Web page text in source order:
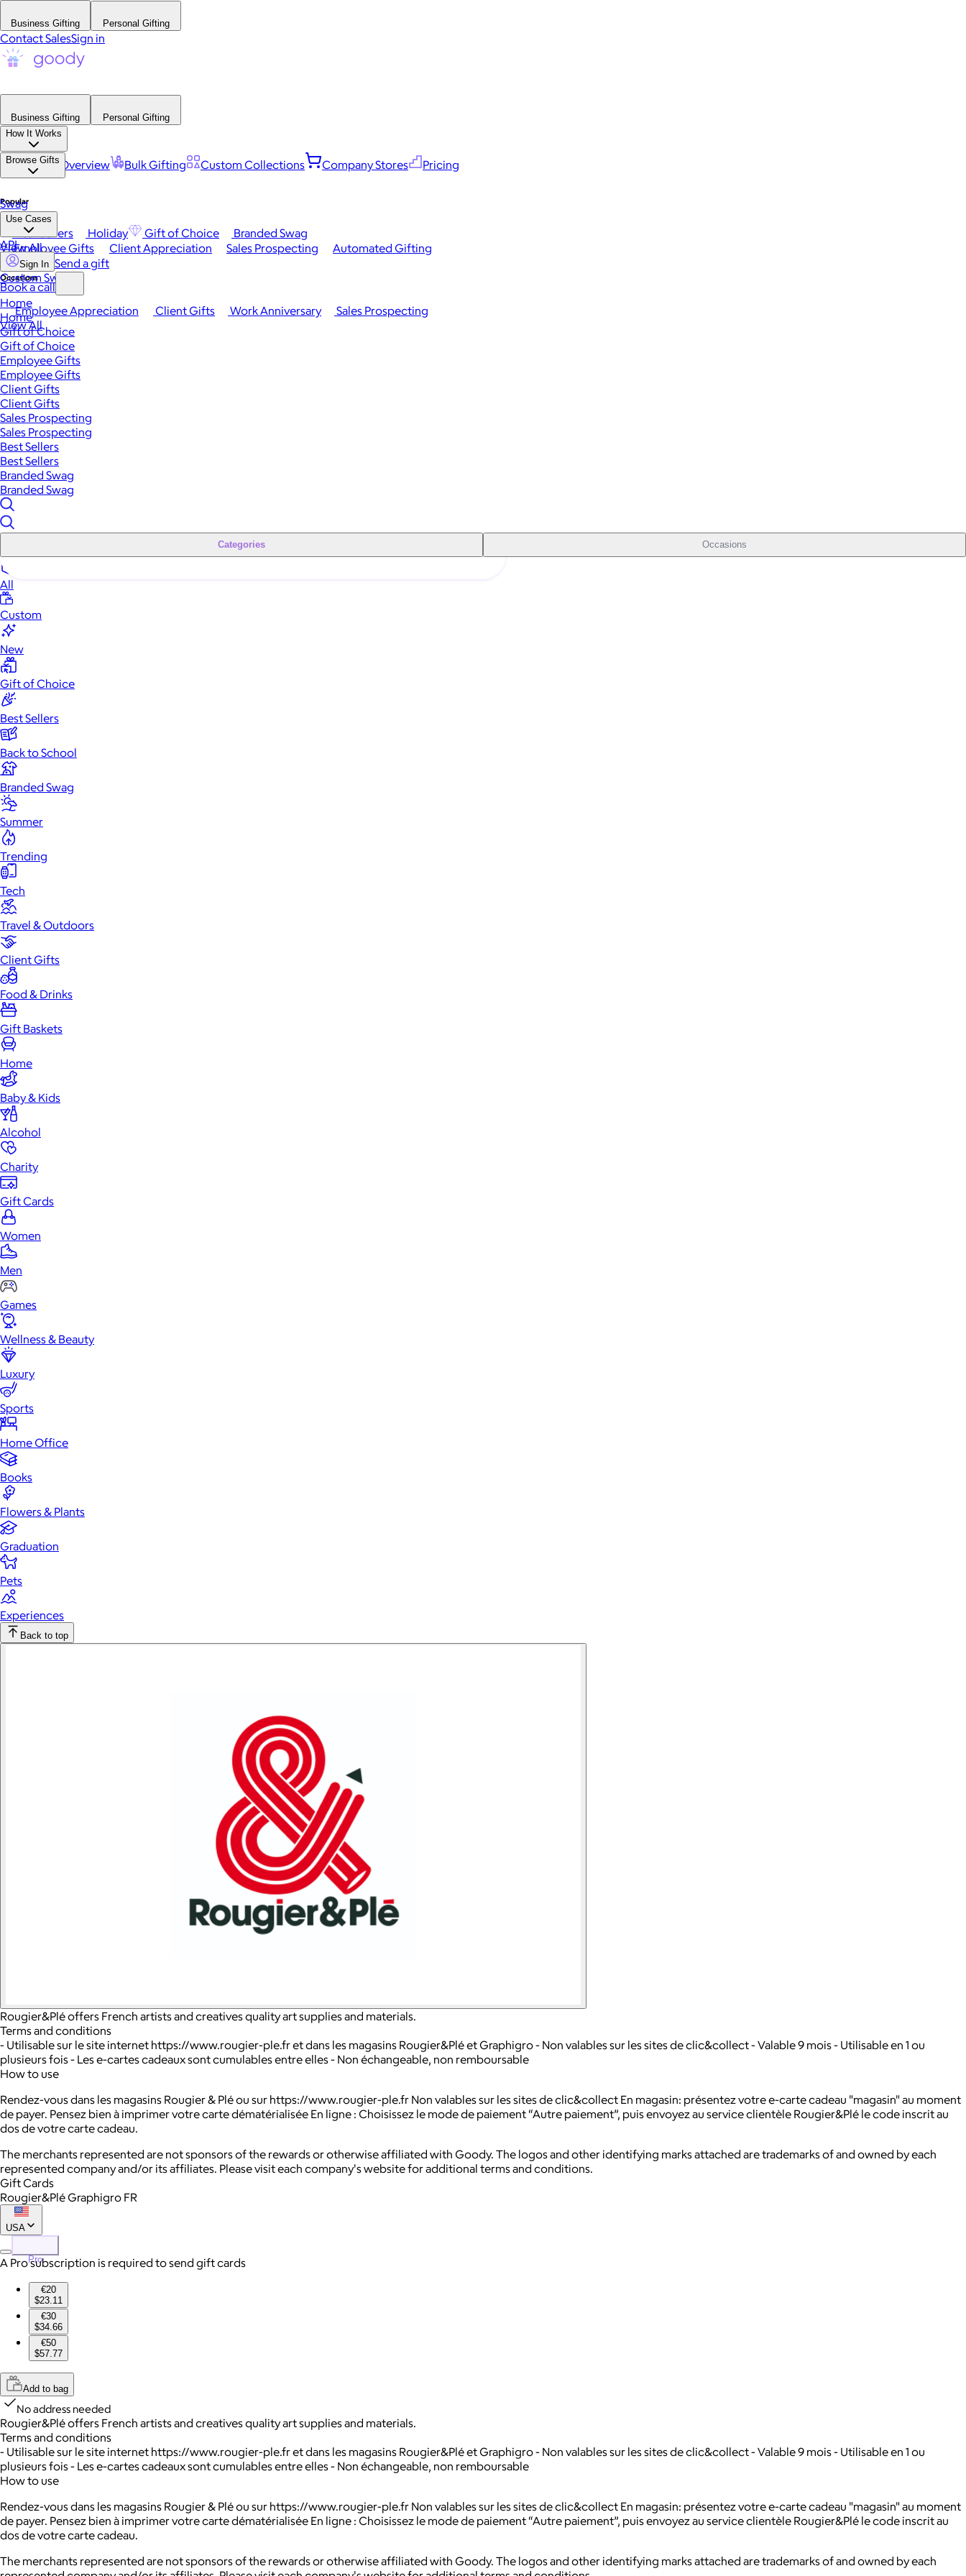
Business Gifting Personal Gifting
Contact SalesSign in
Business Gifting
Personal Gifting
How It Works
Platform Overview Bulk Gifting Custom Collections Company Stores Pricing
Browse Gifts
Popular
Best Sellers Holiday Gift of Choice
Branded Swag
View All
Occasions
Employee Appreciation Client Gifts Work Anniversary
Sales Prospecting
View All
Swag
Use Cases
Employee Gifts Client Appreciation Sales Prospecting Automated Gifting
Custom Swag
API
Sign In Send a gift
Book a call
Home
Home
Gift of Choice
Gift of Choice
Employee Gifts
Employee Gifts
Client Gifts
Client Gifts
Sales Prospecting
Sales Prospecting
Best Sellers
Best Sellers
Branded Swag
Branded Swag
Categories Occasions
All
Custom
New
Gift of Choice
Best Sellers
Back to School
Branded Swag
Summer
Trending
Tech
Travel & Outdoors
Client Gifts
Food & Drinks
Gift Baskets
Home
Baby & Kids
Alcohol
Charity
Gift Cards
Women
Men
Games
Wellness & Beauty
Luxury
Sports
Home Office
Books
Flowers & Plants
Graduation
Pets
Experiences
Back to top
Rougier&Plé offers French artists and creatives quality art supplies and materials.
Terms and conditions
- Utilisable sur le site internet https://www.rougier-ple.fr et dans les magasins Rougier&Plé et Graphigro - Non valables sur les sites de clic&collect - Valable 9 mois - Utilisable en 1 ou
plusieurs fois - Les e-cartes cadeaux sont cumulables entre elles - Non échangeable, non remboursable
How to use
Rendez-vous dans les magasins Rougier & Plé ou sur https://www.rougier-ple.fr Non valables sur les sites de clic&collect En magasin: présentez votre e-carte cadeau "magasin" au moment
de payer. Pensez bien à imprimer votre carte dématérialisée En ligne : Choisissez le mode de paiement “Autre paiement”, puis envoyez au service clientèle Rougier&Plé le code inscrit au
dos de votre carte cadeau.
The merchants represented are not sponsors of the rewards or otherwise affiliated with Goody. The logos and other identifying marks attached are trademarks of and owned by each
represented company and/or its affiliates. Please visit each company's website for additional terms and conditions.
Gift Cards
Rougier&Plé Graphigro FR
USA
Pro
A Pro subscription is required to send gift cards
€20
$23.11
€30
$34.66
€50
$57.77
Add to bag
No address needed
Rougier&Plé offers French artists and creatives quality art supplies and materials.
Terms and conditions
- Utilisable sur le site internet https://www.rougier-ple.fr et dans les magasins Rougier&Plé et Graphigro - Non valables sur les sites de clic&collect - Valable 9 mois - Utilisable en 1 ou
plusieurs fois - Les e-cartes cadeaux sont cumulables entre elles - Non échangeable, non remboursable
How to use
Rendez-vous dans les magasins Rougier & Plé ou sur https://www.rougier-ple.fr Non valables sur les sites de clic&collect En magasin: présentez votre e-carte cadeau "magasin" au moment
de payer. Pensez bien à imprimer votre carte dématérialisée En ligne : Choisissez le mode de paiement “Autre paiement”, puis envoyez au service clientèle Rougier&Plé le code inscrit au
dos de votre carte cadeau.
The merchants represented are not sponsors of the rewards or otherwise affiliated with Goody. The logos and other identifying marks attached are trademarks of and owned by each